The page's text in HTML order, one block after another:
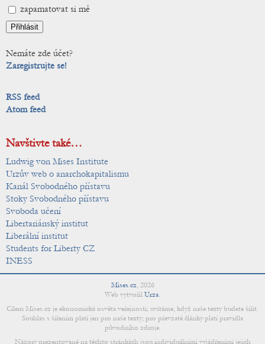
zapamatovat si mě
Nemáte zde účet?
Zaregistrujte se!
RSS feed
Atom feed
Navštivte také…
Ludwig von Mises Institute
Urzův web o anarchokapitalismu
Kanál Svobodného přístavu
Stoky Svobodného přístavu
Svoboda učení
Libertariánský institut
Liberální institut
Students for Liberty CZ
INESS
Mises.cz, 2026
Web vytvořil Urza.
Cílem Mises.cz je ekonomická osvěta veřejnosti; uvítáme, když naše texty budete šířit.
Souhlas s šířením platí jen pro naše texty; pro převzaté články platí pravidla
původního zdroje.
Názory prezentované na těchto stránkách jsou individuálními vyjádřeními jejich